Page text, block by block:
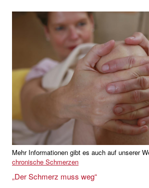
Mehr Informationen gibt es auch auf unserer
chronische Schmerzen
„Der Schmerz muss weg“